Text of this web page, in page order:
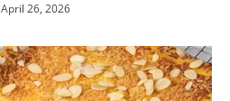
April 26, 2026